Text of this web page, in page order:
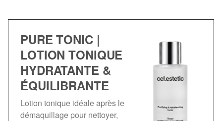
PURE TONIC |
LOTION TONIQUE
HYDRATANTE &
ÉQUILIBRANTE
Lotion tonique idéale après le
démaquillage pour nettoyer,